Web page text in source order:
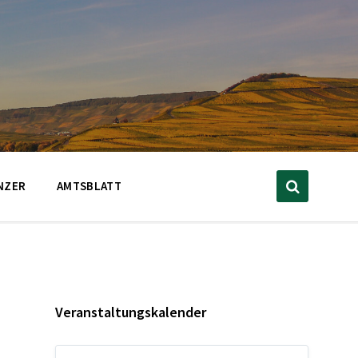
AMTSBLATT
Veranstaltungskalender